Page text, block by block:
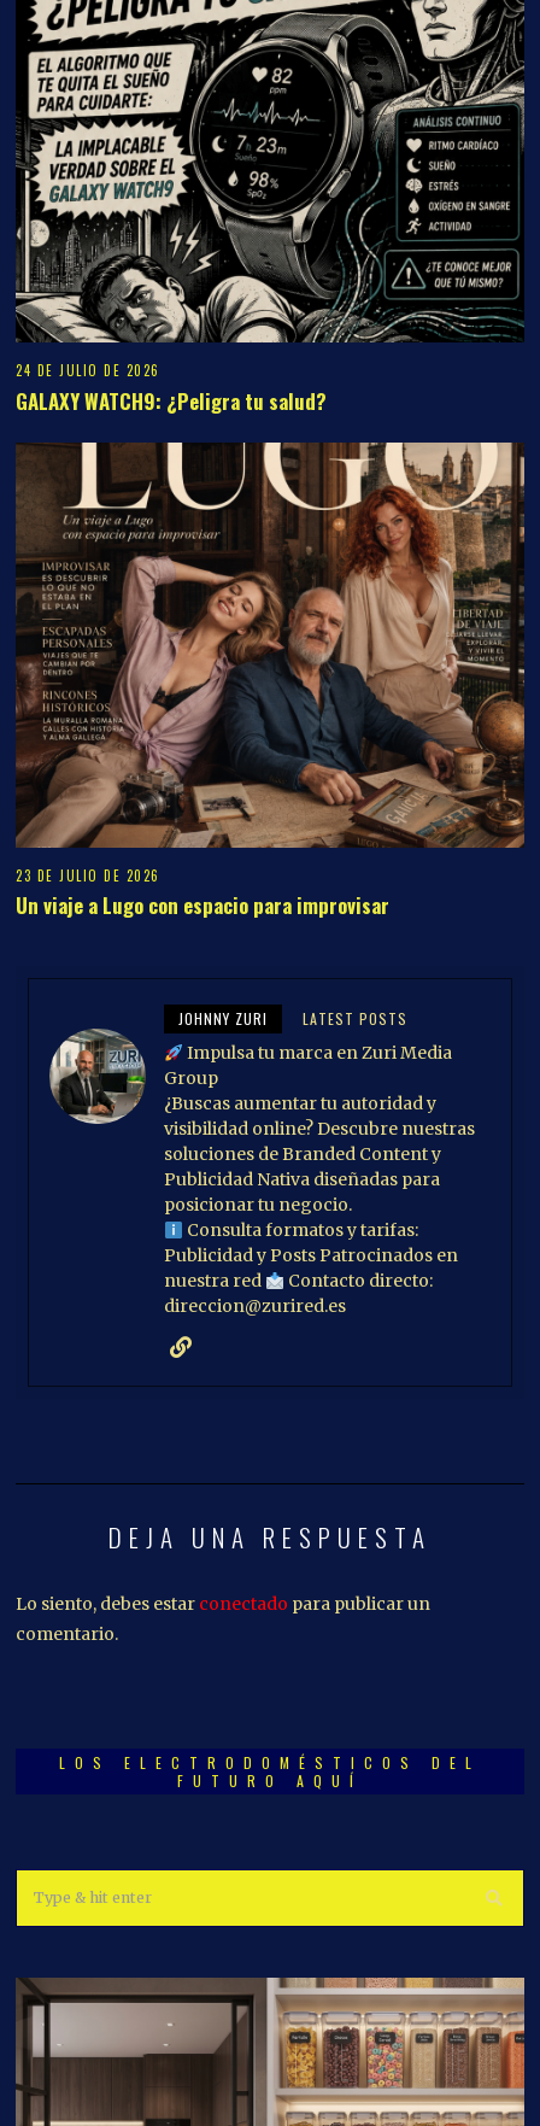
24 DE JULIO DE 2026
GALAXY WATCH9: ¿Peligra tu salud?
23 DE JULIO DE 2026
Un viaje a Lugo con espacio para improvisar
JOHNNY ZURI LATEST POSTS
Impulsa tu marca en Zuri Media
Group
¿Buscas aumentar tu autoridad y
visibilidad online? Descubre nuestras
soluciones de Branded Content y
Publicidad Nativa diseñadas para
posicionar tu negocio.
Consulta formatos y tarifas:
Publicidad y Posts Patrocinados en
nuestra red
Contacto directo:
direccion@zurired.es
DEJA UNA RESPUESTA
Lo siento, debes estar conectado para publicar un
comentario.
LOS ELECTRODOMÉSTICOS DEL
FUTURO AQUÍ